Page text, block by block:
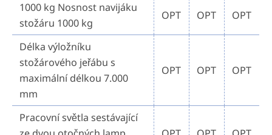
1000 kg Nosnost navijáku
stožáru 1000 kg
OPT OPT OPT
Délka výložníku
stožárového jeřábu s
maximální délkou 7.000
mm
OPT OPT OPT
Pracovní světla sestávající